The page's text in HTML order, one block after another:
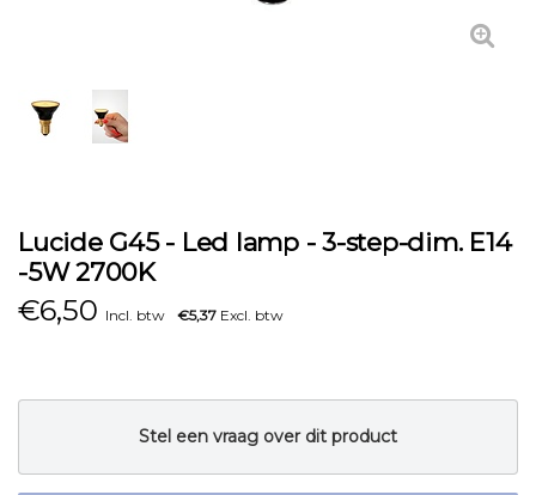
Lucide G45 - Led lamp - 3-step-dim. E14
-5W 2700K
€6,50 Incl. btw €5,37 Excl. btw
Stel een vraag over dit product